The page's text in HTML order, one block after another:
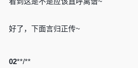
好了，下面言归正传~
02**/**